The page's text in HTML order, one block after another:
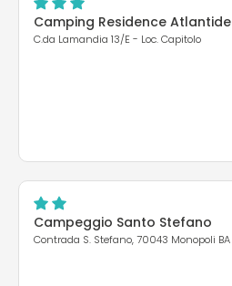
Camping Residence Atlantide
C.da Lamandia 13/E - Loc. Capitolo
Campeggio Santo Stefano
Contrada S. Stefano, 70043 Monopoli BA